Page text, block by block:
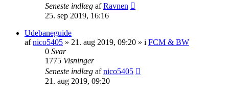
Seneste indlæg afRavnen
25. sep 2019, 16:16
Udebaneguide
afnico5405 » 21. aug 2019, 09:20 » i FCM & BW
0 Svar
1775 Visninger
Seneste indlæg afnico5405
21. aug 2019, 09:20